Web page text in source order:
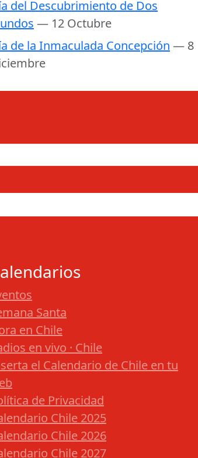
del Descubrimiento de Dos
— 12 Octubre
de la Inmaculada Concepción — 8
Santa
en Chile
en vivo · Chile
el Calendario de Chile en tu
de Privacidad
Chile 2025
Chile 2026
Chile 2027